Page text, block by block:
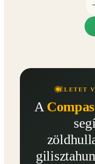
ÉLETET
A